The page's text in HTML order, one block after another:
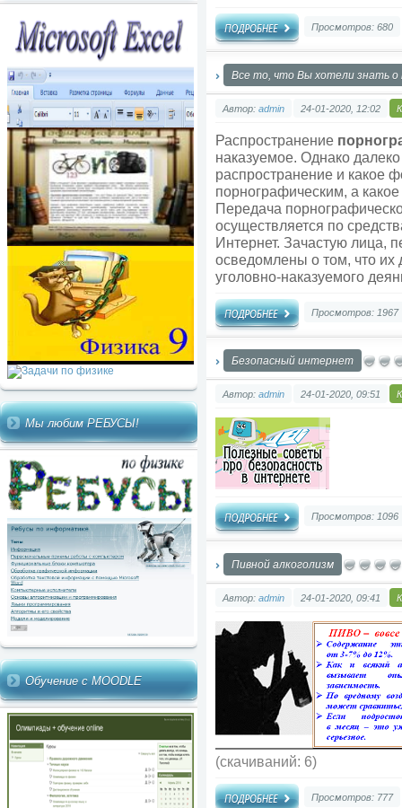
Мы любим РЕБУСЫ!
Обучение с MOODLE
Просмотров: 680
Все то, что Вы хотели знать о
Автор: admin 24-01-2020, 12:02
Распространение
наказуемое. Однако
распространение и какое
порнографическим, а
Передача
осуществляется по
Интернет. Зачастую лица,
осведомлены о том, что их
уголовно-наказуемого
Просмотров: 1967
Безопасный интернет
Автор: admin 24-01-2020, 09:51
Просмотров: 1096
Пивной алкоголизм
Автор: admin 24-01-2020, 09:41
(cкачиваний: 6)
Просмотров: 777